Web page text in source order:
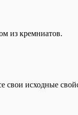
из кремниатов.
свои исходные